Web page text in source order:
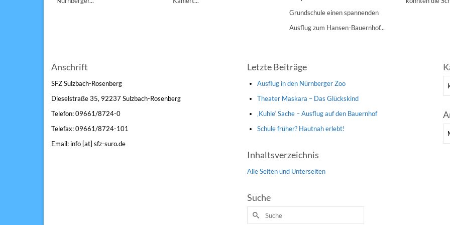
Grundschule einen spannenden
Ausflug zum Hansen-Bauernhof...
Anschrift
SFZ Sulzbach-Rosenberg
Dieselstraße 35, 92237 Sulzbach-Rosenberg
Telefon: 09661/8724-0
Telefax: 09661/8724-101
Email: info [at] sfz-suro.de
Letzte Beiträge
Ausflug in den Nürnberger Zoo
Theater Maskara – Das Glückskind
‚Kuhle‘ Sache – Ausflug auf den Bauernhof
Schule früher? Hautnah erlebt!
Inhaltsverzeichnis
Alle Seiten und Unterseiten
Suche
Suche